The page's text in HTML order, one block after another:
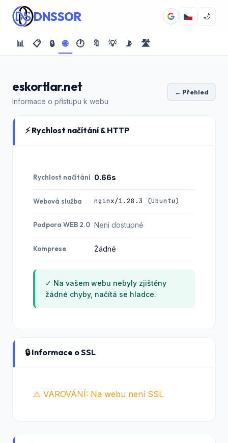
DNSSOR 🌙
📊 📋 🔒 🌐 🕐 🔖 💡 📡 🛣️
eskortlar.net
Informace o přístupu k webu
← Přehled
⚡ Rychlost načítání & HTTP
Rychlost načítání 0.66s
Webová služba nginx/1.28.3 (Ubuntu)
Podpora WEB 2.0 Není dostupné
Komprese Žádné
✓ Na vašem webu nebyly zjištěny
žádné chyby, načítá se hladce.
🔒 Informace o SSL
⚠️ VAROVÁNÍ: Na webu není SSL